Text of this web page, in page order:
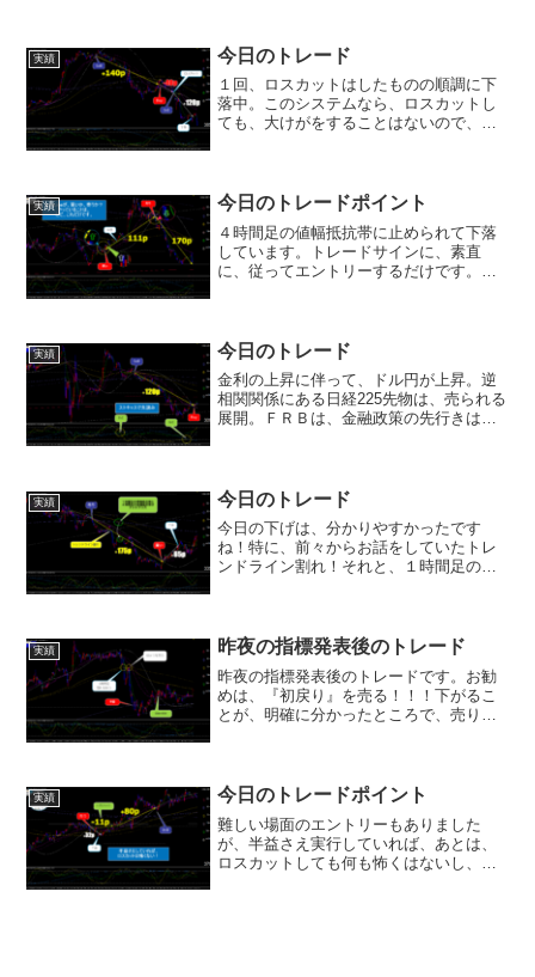
実績 今日のトレード
１回、ロスカットはしたものの順調に下
落中。このシステムなら、ロスカットし
ても、大けがをすることはないので、安
がりそうです。(...
実績 今日のトレードポイント
４時間足の値幅抵抗帯に止められて下落
しています。トレードサインに、素直
に、従ってエントリーするだけです。大
実績 今日のトレード
金利の上昇に伴って、ドル円が上昇。逆
相関関係にある日経225先物は、売られる
展開。ＦＲＢは、金融政策の先行きはデ
らば、市場は見通しの...
実績 今日のトレード
今日の下げは、分かりやすかったです
ね！特に、前々からお話をしていたトレ
ンドライン割れ！それと、１時間足の値
は、↓ ↓ ↓
実績 昨夜の指標発表後のトレード
昨夜の指標発表後のトレードです。お勧
めは、『初戻り』を売る！！！下がるこ
とが、明確に分かったところで、売りを
大事なことは、何に当た...
実績 今日のトレードポイント
難しい場面のエントリーもありました
が、半益さえ実行していれば、あとは、
ロスカットしても何も怖くはないし、仮